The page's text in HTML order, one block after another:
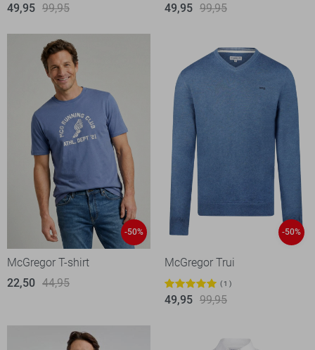
49,95 99,95 49,95 99,95
-50%
McGregor T-shirt
22,50 44,95
-50%
McGregor Trui
1
49,95 99,95